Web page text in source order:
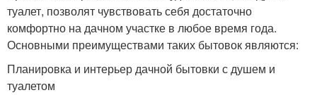
туалет, позволят чувствовать себя достаточно
комфортно на дачном участке в любое время года.
Основными преимуществами таких бытовок являются:
Планировка и интерьер дачной бытовки с душем и
туалетом